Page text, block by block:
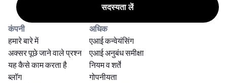
कंपनी
हमारे बारे में
अक्सर पूछे जाने वाले प्रश्न
यह कैसे काम करता है
ब्लॉग
अधिक
नियम व शर्तें
एआई अनुबंध समीक्षा
गोपनीयता
एआई कन्वेयंसिंग